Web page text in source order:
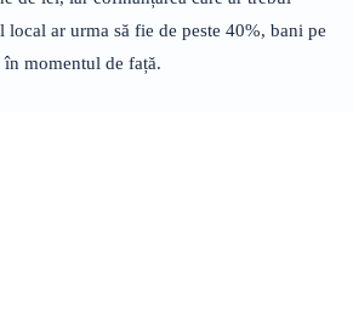
local ar urma să fie de peste 40%, bani pe
momentul de față.